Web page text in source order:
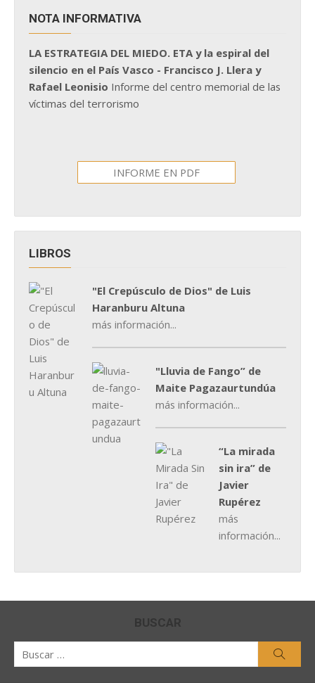
NOTA INFORMATIVA
LA ESTRATEGIA DEL MIEDO. ETA y la espiral del
silencio en el País Vasco - Francisco J. Llera y
Rafael Leonisio Informe del centro memorial de las
víctimas del terrorismo
INFORME EN PDF
LIBROS
"El Crepúsculo de Dios" de Luis
Haranburu Altuna
más información...
"Lluvia de Fango” de
Maite Pagazaurtundúa
más información...
“La mirada
sin ira” de
Javier
Rupérez
más
información...
BUSCAR